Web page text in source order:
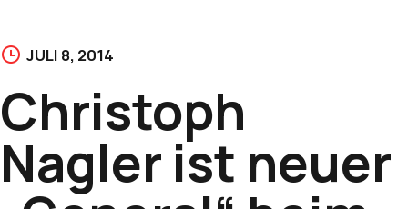
JULI 8, 2014
Christoph
Nagler ist neuer